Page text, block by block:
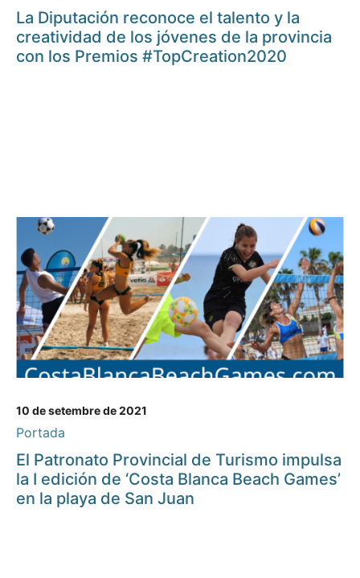
La Diputación reconoce el talento y la
creatividad de los jóvenes de la provincia
con los Premios #TopCreation2020
10 de setembre de 2021
Portada
El Patronato Provincial de Turismo impulsa
la I edición de ‘Costa Blanca Beach Games’
en la playa de San Juan